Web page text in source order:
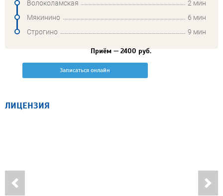
Приём — 2400 руб.
Записаться онлайн
Волоколамская
2 мин
Мякинино
6 мин
Строгино
9 мин
ЛИЦЕНЗИЯ